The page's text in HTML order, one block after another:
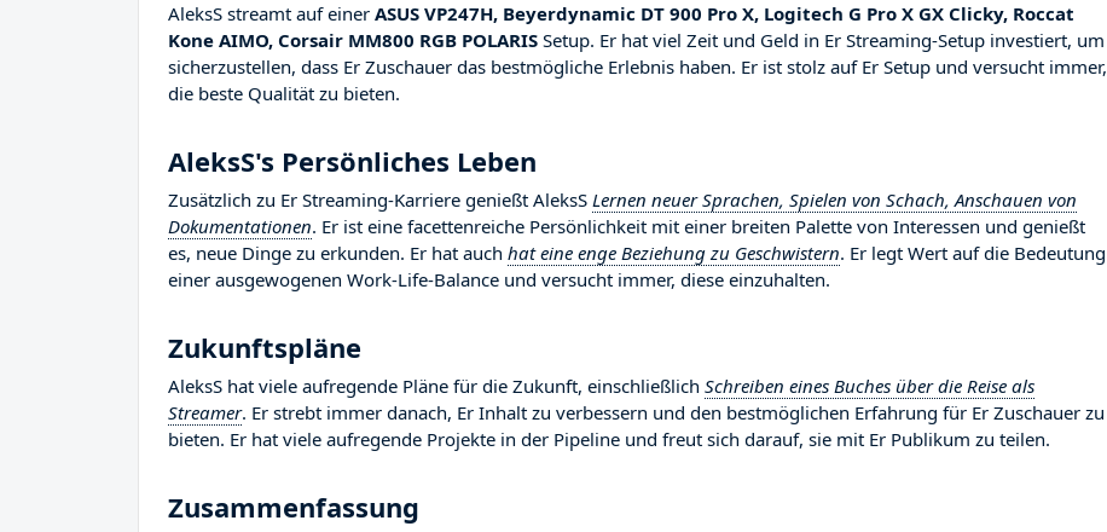
AleksS streamt auf einer ASUS VP247H, Beyerdynamic DT 900 Pro X, Logitech G Pro X GX Clicky, Roccat
Kone AIMO, Corsair MM800 RGB POLARIS Setup. Er hat viel Zeit und Geld in Er Streaming-Setup investiert, um
sicherzustellen, dass Er Zuschauer das bestmögliche Erlebnis haben. Er ist stolz auf Er Setup und versucht immer,
die beste Qualität zu bieten.
AleksS's Persönliches Leben
Zusätzlich zu Er Streaming-Karriere genießt AleksS Lernen neuer Sprachen, Spielen von Schach, Anschauen von
Dokumentationen. Er ist eine facettenreiche Persönlichkeit mit einer breiten Palette von Interessen und genießt
es, neue Dinge zu erkunden. Er hat auch hat eine enge Beziehung zu Geschwistern. Er legt Wert auf die Bedeutung
einer ausgewogenen Work-Life-Balance und versucht immer, diese einzuhalten.
Zukunftspläne
AleksS hat viele aufregende Pläne für die Zukunft, einschließlich Schreiben eines Buches über die Reise als
Streamer. Er strebt immer danach, Er Inhalt zu verbessern und den bestmöglichen Erfahrung für Er Zuschauer zu
bieten. Er hat viele aufregende Projekte in der Pipeline und freut sich darauf, sie mit Er Publikum zu teilen.
Zusammenfassung